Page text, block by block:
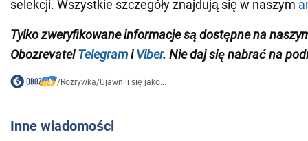
selekcji. Wszystkie szczegóły znajdują się w naszym
Tylko zweryfikowane informacje są dostępne na
ObozrevatelTelegramiViber. Nie daj się nabrać na
/Rozrywka/Ujawnili się jako...
Inne wiadomości